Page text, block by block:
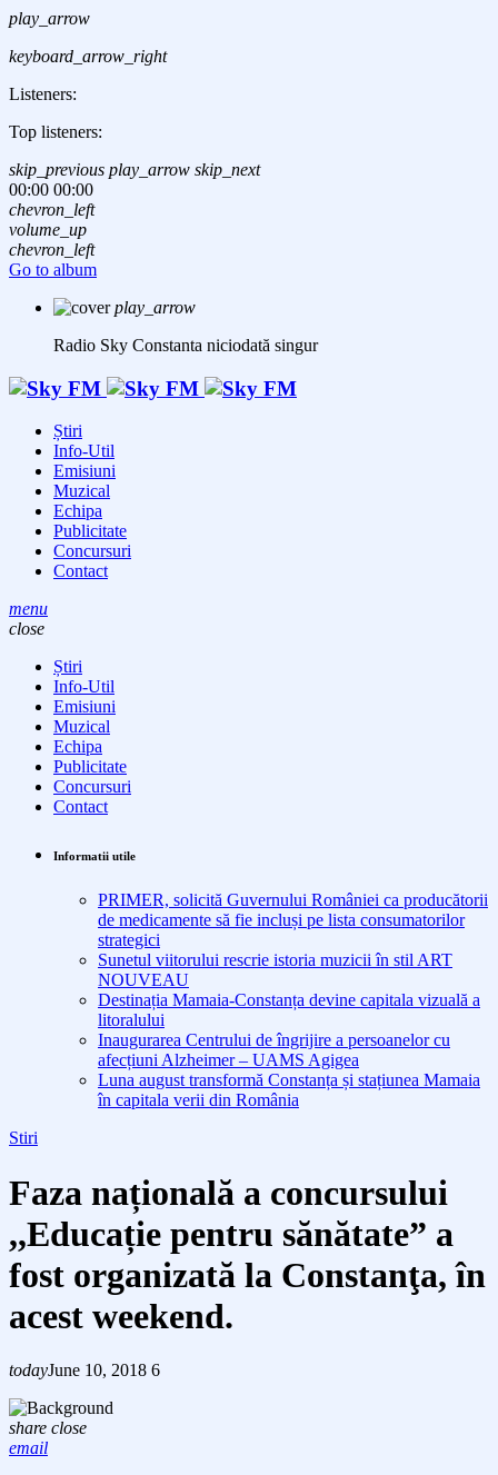
play_arrow
keyboard_arrow_right
Listeners:
Top listeners:
skip_previous play_arrow skip_next
00:00 00:00
chevron_left
volume_up
chevron_left
Go to album
play_arrow
Radio Sky Constanta niciodată singur
Știri
Info-Util
Emisiuni
Muzical
Echipa
Publicitate
Concursuri
Contact
menu
close
Știri
Info-Util
Emisiuni
Muzical
Echipa
Publicitate
Concursuri
Contact
Informatii utile
PRIMER, solicită Guvernului României ca producătorii
de medicamente să fie incluși pe lista consumatorilor
strategici
Sunetul viitorului rescrie istoria muzicii în stil ART
NOUVEAU
Destinația Mamaia-Constanța devine capitala vizuală a
litoralului
Inaugurarea Centrului de îngrijire a persoanelor cu
afecțiuni Alzheimer – UAMS Agigea
Luna august transformă Constanța și stațiunea Mamaia
în capitala verii din România
Stiri
Faza națională a concursului
,,Educație pentru sănătate” a
fost organizată la Constanţa, în
acest weekend.
todayJune 10, 2018 6
share close
email